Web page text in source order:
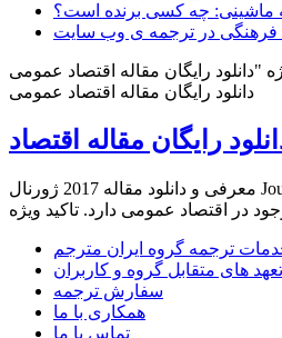
ماشینی: چه کسی برنده است؟
در ترجمه ی وب سایت
دانلود رایگان مقاله اقتصاد عمومی
رایگان مقاله اقتصاد
معرفی و دانلود مقاله 2017 ژورنال Journal of Public Economics الف. معرفی ژورنال Journal of Public Economics مقاله اقتصاد از سری مقالات منتشز شده در ژورنال منتخب الزویر می باشد. این ژورنال با
ترجمه گروه ایران مترجم
های متقابل گروه و کاربران
سفارش ترجمه
همکاری با ما
تماس با ما